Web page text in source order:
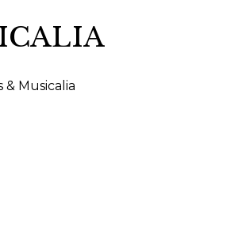
SOUMISSIONS 2026
LE JURY DU PRIX